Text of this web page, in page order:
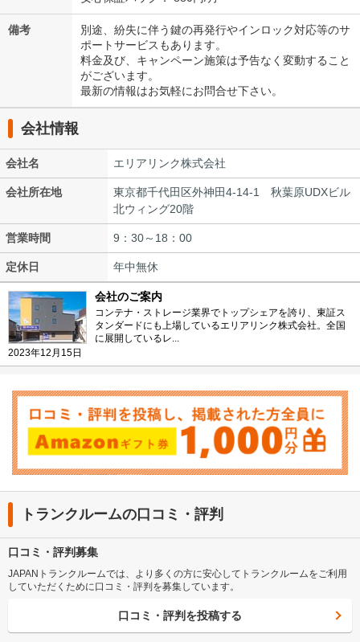
備考
別途、紛失に伴う鍵の再発行やインロック対応等のサ
ポートサービスもあります。
料金及び、キャンペーン施策は予告なく変動すること
がございます。
最新の情報はお気軽にお問合せ下さい。
会社情報
会社名 エリアリンク株式会社
会社所在地
東京都千代田区外神田4-14-1 秋葉原UDXビル
北ウィング20階
営業時間 9：30～18：00
定休日 年中無休
2023年12月15日
会社のご案内
コンテナ・ストレージ業界でトップシェアを誇り、東証ス
タンダードにも上場しているエリアリンク株式会社。全国
に展開しているレ...
トランクルームの口コミ・評判
口コミ・評判募集
JAPANトランクルームでは、より多くの方に安心してトランクルームをご利用
していただくために口コミ・評判を募集しています。
口コミ・評判を投稿する